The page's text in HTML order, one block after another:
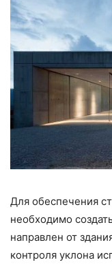
Для обеспечения
необходимо
направлен от
контроля уклона